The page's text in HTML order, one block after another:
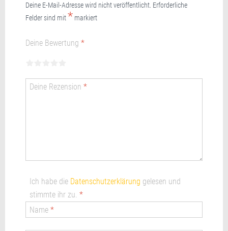
Deine E-Mail-Adresse wird nicht veröffentlicht. Erforderliche
Felder sind mit* markiert
Deine Bewertung *
von
von
5 Sternen
5 Sternen
5 Sternen
Deine Rezension *
Ich habe die Datenschutzerklärung gelesen und
stimmte ihr zu. *
Name *